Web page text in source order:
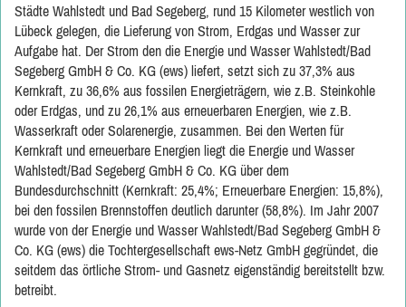
Städte Wahlstedt und Bad Segeberg, rund 15 Kilometer westlich von
Lübeck gelegen, die Lieferung von Strom, Erdgas und Wasser zur
Aufgabe hat. Der Strom den die Energie und Wasser Wahlstedt/Bad
Segeberg GmbH & Co. KG (ews) liefert, setzt sich zu 37,3% aus
Kernkraft, zu 36,6% aus fossilen Energieträgern, wie z.B. Steinkohle
oder Erdgas, und zu 26,1% aus erneuerbaren Energien, wie z.B.
Wasserkraft oder Solarenergie, zusammen. Bei den Werten für
Kernkraft und erneuerbare Energien liegt die Energie und Wasser
Wahlstedt/Bad Segeberg GmbH & Co. KG über dem
Bundesdurchschnitt (Kernkraft: 25,4%; Erneuerbare Energien: 15,8%),
bei den fossilen Brennstoffen deutlich darunter (58,8%). Im Jahr 2007
wurde von der Energie und Wasser Wahlstedt/Bad Segeberg GmbH &
Co. KG (ews) die Tochtergesellschaft ews-Netz GmbH gegründet, die
seitdem das örtliche Strom- und Gasnetz eigenständig bereitstellt bzw.
betreibt.